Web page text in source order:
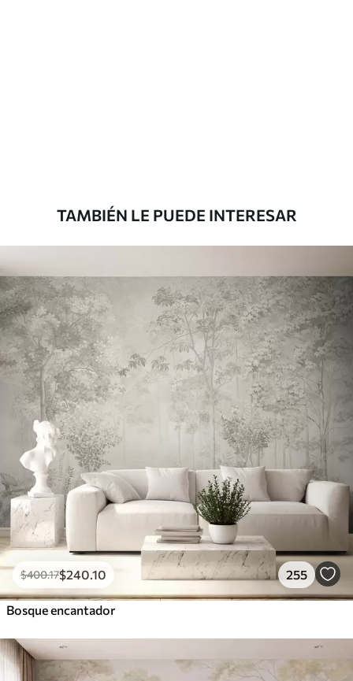
Vinilo Premium
1266.67$760.00/m²
Peel and Stick
1533.33$920.00
TAMBIÉN LE PUEDE INTERESAR
$400.17$240 .10 255
Bosque encantador